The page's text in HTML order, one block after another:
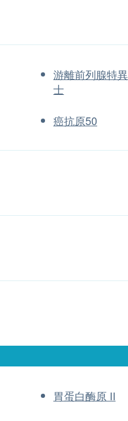
游離前列腺特
士
癌抗原50
胃蛋白酶原 II